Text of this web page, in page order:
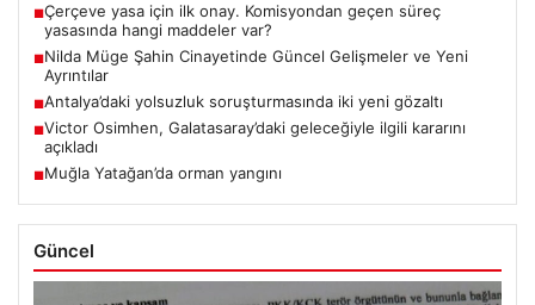
■Çerçeve yasa için ilk onay. Komisyondan geçen süreç
yasasında hangi maddeler var?
■Nilda Müge Şahin Cinayetinde Güncel Gelişmeler ve Yeni
Ayrıntılar
■Antalya’daki yolsuzluk soruşturmasında iki yeni gözaltı
■Victor Osimhen, Galatasaray’daki geleceğiyle ilgili kararını
açıkladı
■Muğla Yatağan’da orman yangını
Güncel